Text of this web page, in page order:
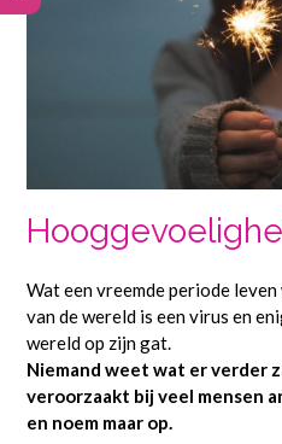
Wat een vreemde periode leven
van de wereld is een virus en
wereld op zijn gat.
Niemand weet wat er verder
veroorzaakt bij veel mensen
en noem maar op.